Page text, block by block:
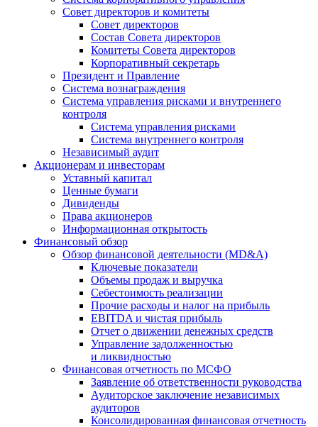
Совет директоров и комитеты
Совет директоров
Состав Совета директоров
Комитеты Совета директоров
Корпоративный секретарь
Президент и Правление
Система вознаграждения
Система управления рисками и внутреннего
контроля
Система управления рисками
Система внутреннего контроля
Независимый аудит
Акционерам и инвесторам
Уставный капитал
Ценные бумаги
Дивиденды
Права акционеров
Информационная открытость
Финансовый обзор
Обзор финансовой деятельности (MD&A)
Ключевые показатели
Объемы продаж и выручка
Себестоимость реализации
Прочие расходы и налог на прибыль
EBITDA и чистая прибыль
Отчет о движении денежных средств
Управление задолженностью
и ликвидностью
Финансовая отчетность по МСФО
Заявление об ответственности руководства
Аудиторское заключение независимых
аудиторов
Консолидированная финансовая отчетность